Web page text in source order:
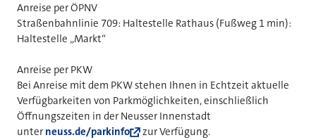
Anreise per ÖPNV
Straßenbahnlinie 709: Haltestelle Rathaus (Fußweg 1 min):
Haltestelle „Markt“
Anreise per PKW
Bei Anreise mit dem PKW stehen Ihnen in Echtzeit aktuelle
Verfügbarkeiten von Parkmöglichkeiten, einschließlich
Öffnungszeiten in der Neusser Innenstadt
unter neuss.de/parkinfo zur Verfügung.